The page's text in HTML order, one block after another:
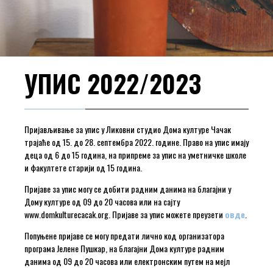
УПИС 2022/2023
Пријављивање за упис у Ликовни студио Дома културе Чачак
трајаће од 15. до 28. септембра 2022. године. Право на упис имају
деца од 6 до 15 година, на припреме за упис на уметничке школе
и факултете старији од 15 година.
Пријаве за упис могу се добити радним данима на благајни у
Дому културе од 09 до 20 часова или на сајту
www.domkulturecacak.org. Пријаве за упис можете преузети овде
Попуњене пријаве се могу предати лично код организатора
програма Јелене Пушкар, на благајни Дома културе радним
данима од 09 до 20 часова или електронским путем на мејл